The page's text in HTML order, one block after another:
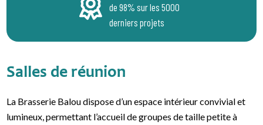
de 98% sur les 5000
derniers projets
Salles de réunion
La Brasserie Balou dispose d’un espace intérieur convivial et
lumineux, permettant l’accueil de groupes de taille petite à